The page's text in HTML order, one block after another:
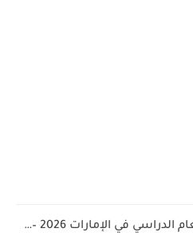
تقويم العام الدراسي في الإمارات 2026 – 2027 - مواعيد...